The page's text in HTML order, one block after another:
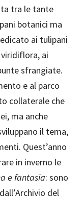
tra le tante
botanici ma
ai tulipani
ai
sfrangiate.
e al parco
collaterale che
ma anche
il tema,
Quest’anno
in inverno le
e fantasia: sono
del